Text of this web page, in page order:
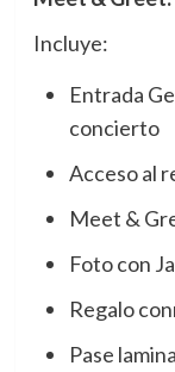
Incluye:
Entrada
concierto
Acceso al
Meet &
Foto con
Regalo
Pase